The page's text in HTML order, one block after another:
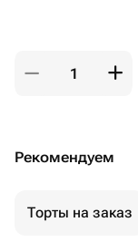
Рекомендуем
Торты на заказ